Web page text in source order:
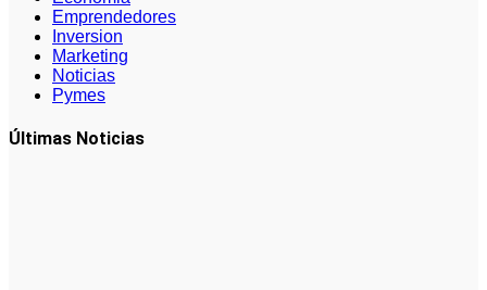
Emprendedores
Inversion
Marketing
Noticias
Pymes
Últimas Noticias